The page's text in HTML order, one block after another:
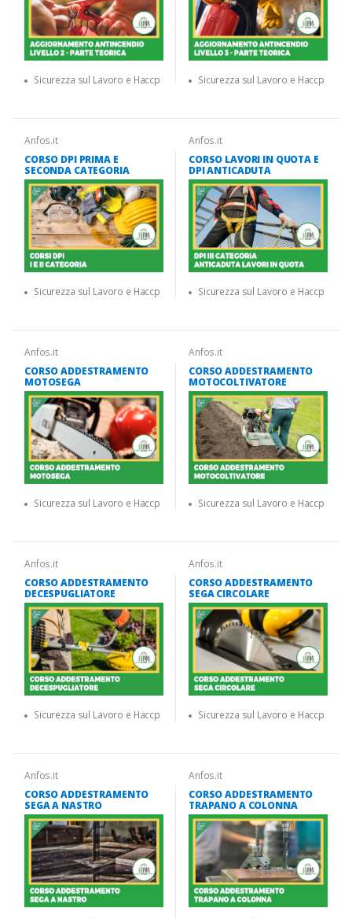
Sicurezza sul Lavoro e Haccp Sicurezza sul Lavoro e Haccp
Anfos.it
CORSO DPI PRIMA E
SECONDA CATEGORIA
Sicurezza sul Lavoro e Haccp
Anfos.it
CORSO LAVORI IN QUOTA E
DPI ANTICADUTA
Sicurezza sul Lavoro e Haccp
Anfos.it
CORSO ADDESTRAMENTO
MOTOSEGA
Sicurezza sul Lavoro e Haccp
Anfos.it
CORSO ADDESTRAMENTO
MOTOCOLTIVATORE
Sicurezza sul Lavoro e Haccp
Anfos.it
CORSO ADDESTRAMENTO
DECESPUGLIATORE
Sicurezza sul Lavoro e Haccp
Anfos.it
CORSO ADDESTRAMENTO
SEGA CIRCOLARE
Sicurezza sul Lavoro e Haccp
Anfos.it
CORSO ADDESTRAMENTO
SEGA A NASTRO
Anfos.it
CORSO ADDESTRAMENTO
TRAPANO A COLONNA